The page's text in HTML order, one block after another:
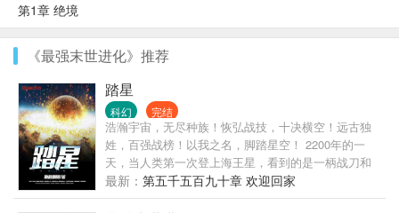
第1章 绝境
《最强末世进化》推荐
踏星
科幻 完结
浩瀚宇宙，无尽种族！恢弘战技，十决横空！远古独
姓，百强战榜！以我之名，脚踏星空！ 2200年的一
天，当人类第一次登上海王星，看到的是一柄战刀和
一具站立的尸体！！！已有完结老书《末日之无上王
座》三百多万字，从未断更，人品保证！！
最新： 第五千五百九十章 欢迎回家